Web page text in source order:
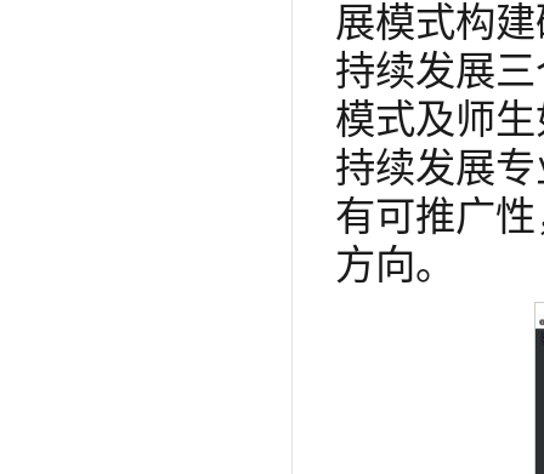
展模式构
持续发展
模式及师
持续发展
有可推广
方向。